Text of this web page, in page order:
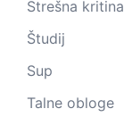
Strešna kritina
Študij
Sup
Talne obloge